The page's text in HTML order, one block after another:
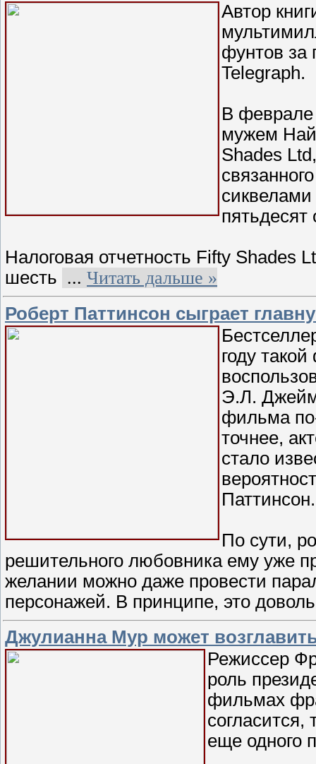
Автор
фунтов за
Telegraph.
В феврале
мужем
Shades
пятьдесят
Налоговая отчетность Fifty Shades
шесть ... Читать дальше »
Роберт Паттинсон сыграет
году
Э.Л.
фильма
точнее,
стало
Паттинсон.
По сути,
решительного любовника ему уже
желании можно даже провести
персонажей. В принципе, это
Джулианна Мур может
Режиссер
роль
фильмах
еще одного